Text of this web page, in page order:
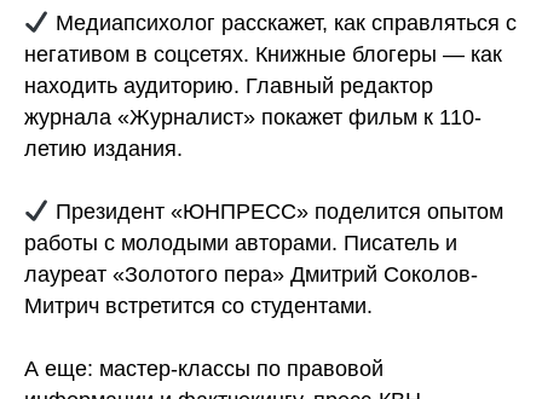
Медиапсихолог расскажет, как справляться с
негативом в соцсетях. Книжные блогеры — как
находить аудиторию. Главный редактор
журнала «Журналист» покажет фильм к 110-
летию издания.
Президент «ЮНПРЕСС» поделится опытом
работы с молодыми авторами. Писатель и
лауреат «Золотого пера» Дмитрий Соколов-
Митрич встретится со студентами.
А еще: мастер-классы по правовой